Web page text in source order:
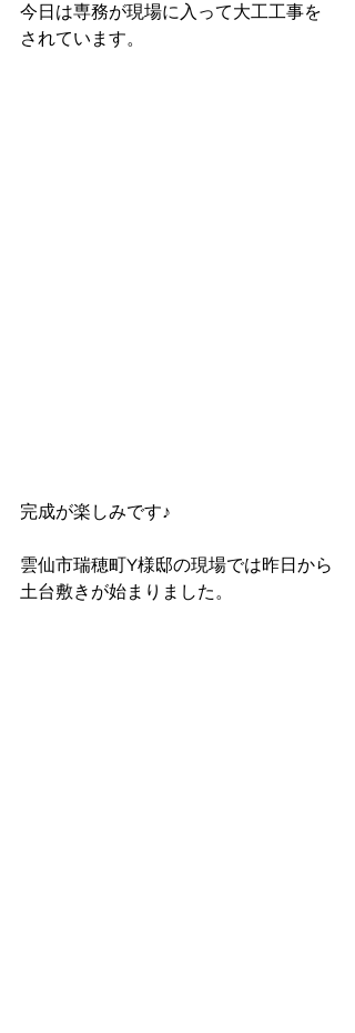
今日は専務が現場に入って大工工事を
されています。
完成が楽しみです♪
雲仙市瑞穂町Y様邸の現場では昨日から
土台敷きが始まりました。